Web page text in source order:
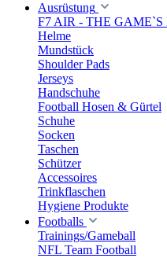
Ausrüstung
F7 AIR - THE
Helme
Mundstück
Shoulder Pads
Jerseys
Handschuhe
Football Hosen & Gürtel
Schuhe
Socken
Taschen
Schützer
Accessoires
Trinkflaschen
Hygiene Produkte
Footballs
Trainings/Gameball
NFL Team Football